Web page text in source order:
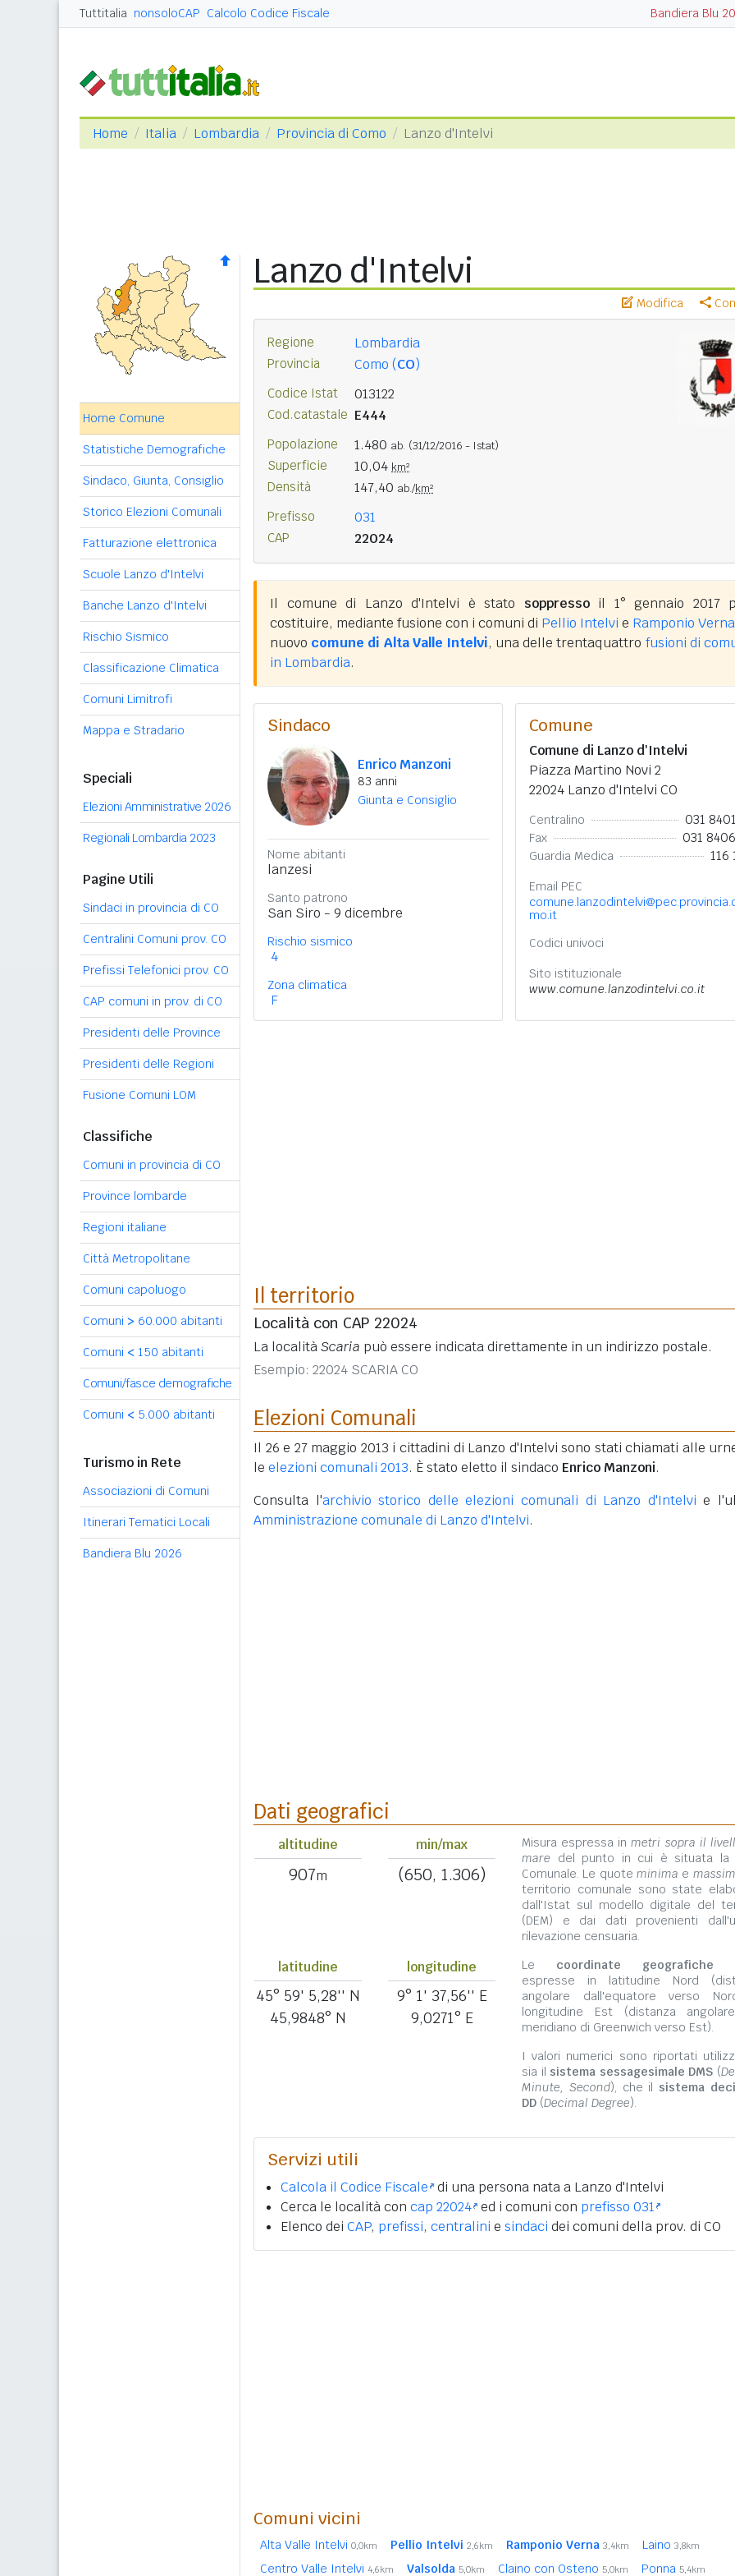
Tuttitalia nonsoloCAP Calcolo Codice Fiscale Bandiera Blu
Home Italia Lombardia Provincia di Como Lanzo d'Intelvi
Home Comune
Statistiche Demografiche
Sindaco, Giunta, Consiglio
Storico Elezioni Comunali
Fatturazione elettronica
Scuole Lanzo d'Intelvi
Banche Lanzo d'Intelvi
Rischio Sismico
Classificazione Climatica
Comuni Limitrofi
Mappa e Stradario
Speciali
Elezioni Amministrative 2026
Regionali Lombardia 2023
Pagine Utili
Sindaci in provincia di CO
Centralini Comuni prov. CO
Prefissi Telefonici prov. CO
CAP comuni in prov. di CO
Presidenti delle Province
Presidenti delle Regioni
Fusione Comuni LOM
Classifiche
Comuni in provincia di CO
Province lombarde
Regioni italiane
Città Metropolitane
Comuni capoluogo
Comuni > 60.000 abitanti
Comuni < 150 abitanti
Comuni/fasce demografiche
Comuni < 5.000 abitanti
Turismo in Rete
Associazioni di Comuni
Itinerari Tematici Locali
Bandiera Blu 2026
Lanzo d'Intelvi
Modifica
Regione Lombardia
Provincia Como (CO)
Codice Istat 013122
Cod.catastale E444
Popolazione 1.480 ab. (31/12/2016 - Istat)
Superficie 10,04 km²
Densità 147,40 ab./km²
Prefisso 031
CAP 22024
Il comune di Lanzo d'Intelvi è stato soppressoil 1° gennaio 2017
costituire, mediante fusione con i comuni di Pellio Intelvi e Ramponio Verna
nuovo comune di Alta Valle Intelvi, una delle trentaquattro fusioni di
in Lombardia.
Sindaco
Enrico Manzoni
83 anni
Giunta e Consiglio
Nome abitanti
lanzesi
Santo patrono
San Siro - 9 dicembre
Rischio sismico
4
Zona climatica
F
Comune
Comune di Lanzo d'Intelvi
Piazza Martino Novi 2
22024 Lanzo d'Intelvi CO
Centralino 031
Fax 031
Guardia Medica 116
Email PEC
mo.it
Codici univoci
Sito istituzionale
www.comune.lanzodintelvi.co.it
Il territorio
Località con CAP 22024
La localitàScaria può essere indicata direttamente in un indirizzo postale.
Esempio: 22024 SCARIA CO
Elezioni Comunali
Il 26 e 27 maggio 2013 i cittadini di Lanzo d'Intelvi sono stati chiamati alle
le elezioni comunali 2013. È stato eletto il sindaco Enrico Manzoni.
Consulta l'archivio storico delle elezioni comunali di Lanzo d'Intelvi e
Amministrazione comunale di Lanzo d'Intelvi.
Dati geografici
altitudine
907m
min/max
(650, 1.306)
Misura espressa inmetri sopra il
mare del punto in cui è situata la
Comunale. Le quote minima e
territorio comunale sono state
dall'Istat sul modello digitale del
(DEM) e dai dati provenienti
rilevazione censuaria.
latitudine
45° 59' 5,28'' N
45,9848° N
longitudine
9° 1' 37,56'' E
9,0271° E
Le coordinate geografiche
espresse in latitudine Nord
angolare dall'equatore verso
longitudine Est (distanza
meridiano di Greenwich verso Est).
I valori numerici sono riportati
sia il sistema sessagesimale DMS (
Minute, Second), che il sistema
DD (Decimal Degree).
Servizi utili
Calcola il Codice Fiscale di una persona nata a Lanzo d'Intelvi
Cerca le località con cap 22024 ed i comuni con prefisso 031
Elenco dei CAP, prefissi, centralini e sindaci dei comuni della prov. di CO
Comuni vicini
Alta Valle Intelvi 0,0km Pellio Intelvi 2,6km Ramponio Verna 3,4km Laino 3,8km
Centro Valle Intelvi 4,6km Valsolda 5,0km Claino con Osteno 5,0km Ponna 5,4km